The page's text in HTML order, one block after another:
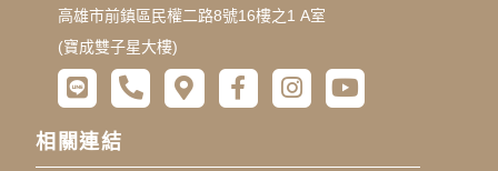
高雄市前鎮區民權二路8號16樓之1 A室
(寶成雙子星大樓)
相關連結